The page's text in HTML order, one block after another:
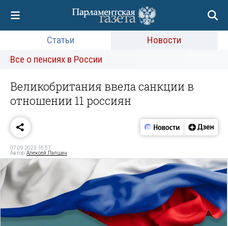
Статьи
Новости
Все о пенсиях в России
Великобритания ввела санкции в
отношении 11 россиян
07.09.2023 16:57
Автор:Алексей Лапшин